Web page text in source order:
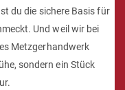
du die sichere Basis für
Und weil wir bei
Metzgerhandwerk
sondern ein Stück